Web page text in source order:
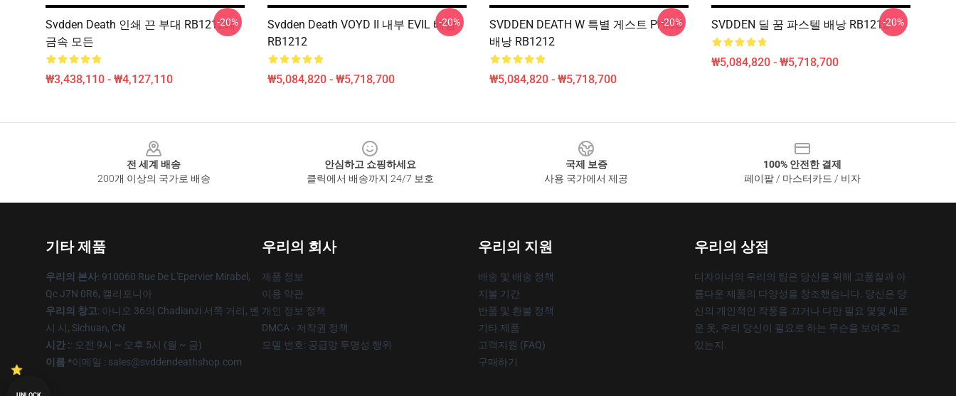
Svdden Death 인쇄 끈 부대 RB1212에
금속 모든
₩3,438,110 - ₩4,127,110
-20%
Svdden Death VOYD II 내부 EVIL 배낭
RB1212
₩5,084,820 - ₩5,718,700
-20%
SVDDEN DEATH W 특별 게스트 PHISO
배낭 RB1212
₩5,084,820 - ₩5,718,700
-20% SVDDEN 딜 꿈 파스텔 배낭 RB1212
₩5,084,820 - ₩5,718,700
-20%
전 세계 배송
200개 이상의 국가로 배송
안심하고 쇼핑하세요
클릭에서 배송까지 24/7 보호
국제 보증
사용 국가에서 제공
100% 안전한 결제
페이팔 / 마스터카드 / 비자
기타 제품
우리의 본사: 910060 Rue De L'Epervier Mirabel,
Qc J7N 0R6, 캘리포니아
우리의 창고: 아니오 36의 Chadianzi 서쪽 거리, 벤
시 시, Sichuan, CN
시간 :: 오전 9시 ~ 오후 5시 (월 ~ 금)
이름 *이메일 : sales@svddendeathshop.com
우리의 회사
제품 정보
이용 약관
개인 정보 정책
DMCA - 저작권 정책
모델 번호: 공급망 투명성 행위
우리의 지원
배송 및 배송 정책
지불 기간
반품 및 환불 정책
기타 제품
고객지원 (FAQ)
구매하기
우리의 상점
디자이너의 우리의 팀은 당신을 위해 고품질과 아
름다운 제품의 다양성을 창조했습니다. 당신은 당
신의 개인적인 작풍을 끄거나 다만 필요 몇몇 새로
운 옷, 우리 당신이 필요로 하는 무슨을 보여주고
있는지.